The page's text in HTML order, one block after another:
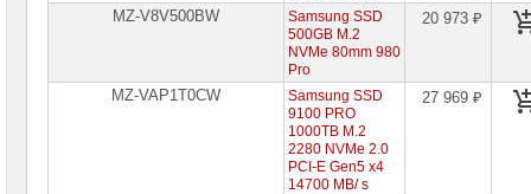
MZ-V8V500BW
Samsung SSD
500GB M.2
NVMe 80mm 980
Pro
20 973 ₽
MZ-VAP1T0CW
Samsung SSD
9100 PRO
1000TB M.2
2280 NVMe 2.0
PCI-E Gen5 x4
14700 MB/ s
27 969 ₽